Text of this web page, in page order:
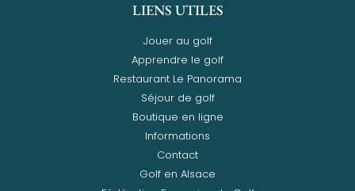
LIENS UTILES
Jouer au golf
Apprendre le golf
Restaurant Le Panorama
Séjour de golf
Boutique en ligne
Informations
Contact
Golf en Alsace